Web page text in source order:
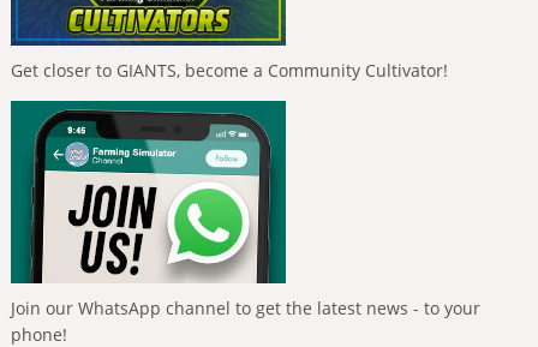
Get closer to GIANTS, become a Community Cultivator!
Join our WhatsApp channel to get the latest news - to your
phone!